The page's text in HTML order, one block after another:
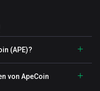
(APE)?
von ApeCoin